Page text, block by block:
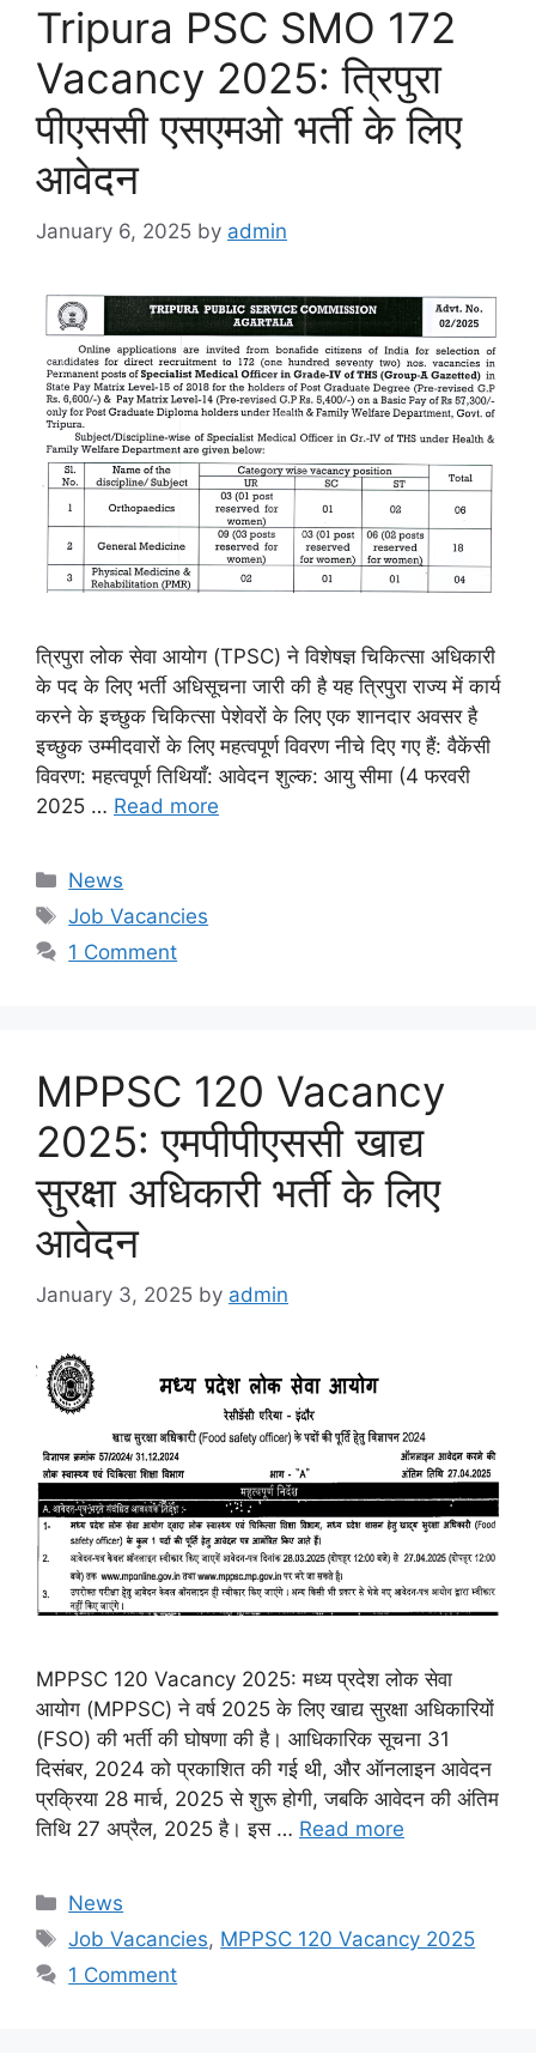
Tripura PSC SMO 172
Vacancy 2025: त्रिपुरा
पीएससी एसएमओ भर्ती के लिए
आवेदन
January 6, 2025 by admin
त्रिपुरा लोक सेवा आयोग (TPSC) ने विशेषज्ञ चिकित्सा अधिकारी
के पद के लिए भर्ती अधिसूचना जारी की है यह त्रिपुरा राज्य में कार्य
करने के इच्छुक चिकित्सा पेशेवरों के लिए एक शानदार अवसर है
इच्छुक उम्मीदवारों के लिए महत्वपूर्ण विवरण नीचे दिए गए हैं: वैकेंसी
विवरण: महत्वपूर्ण तिथियाँ: आवेदन शुल्क: आयु सीमा (4 फरवरी
2025 … Read more
Categories
News
Tags
Job Vacancies
1 Comment
MPPSC 120 Vacancy
2025: एमपीपीएससी खाद्य
सुरक्षा अधिकारी भर्ती के लिए
आवेदन
January 3, 2025 by admin
MPPSC 120 Vacancy 2025: मध्य प्रदेश लोक सेवा
आयोग (MPPSC) ने वर्ष 2025 के लिए खाद्य सुरक्षा अधिकारियों
(FSO) की भर्ती की घोषणा की है। आधिकारिक सूचना 31
दिसंबर, 2024 को प्रकाशित की गई थी, और ऑनलाइन आवेदन
प्रक्रिया 28 मार्च, 2025 से शुरू होगी, जबकि आवेदन की अंतिम
तिथि 27 अप्रैल, 2025 है। इस … Read more
Categories
News
Tags
Job Vacancies, MPPSC 120 Vacancy 2025
1 Comment